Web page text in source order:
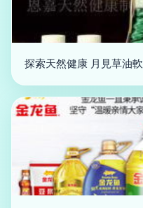
探索天然健康 月見草油